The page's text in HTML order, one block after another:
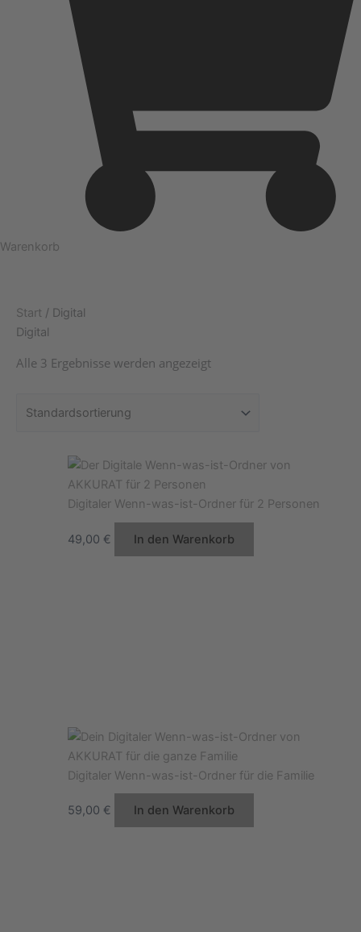
Warenkorb
Start / Digital
Digital
Alle 3 Ergebnisse werden angezeigt
Digitaler Wenn-was-ist-Ordner für 2 Personen
49,00 € In den Warenkorb
Digitaler Wenn-was-ist-Ordner für die Familie
59,00 € In den Warenkorb